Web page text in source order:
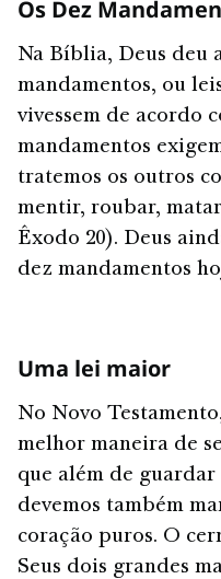
Os Dez
Na Bíblia, Deus deu
mandamentos, ou
vivessem de acordo
mandamentos
tratemos os outros
mentir, roubar,
Êxodo 20). Deus
dez mandamentos
Uma lei maior
No Novo
melhor maneira de
que além de guardar
devemos também
coração puros. O
Seus dois grandes